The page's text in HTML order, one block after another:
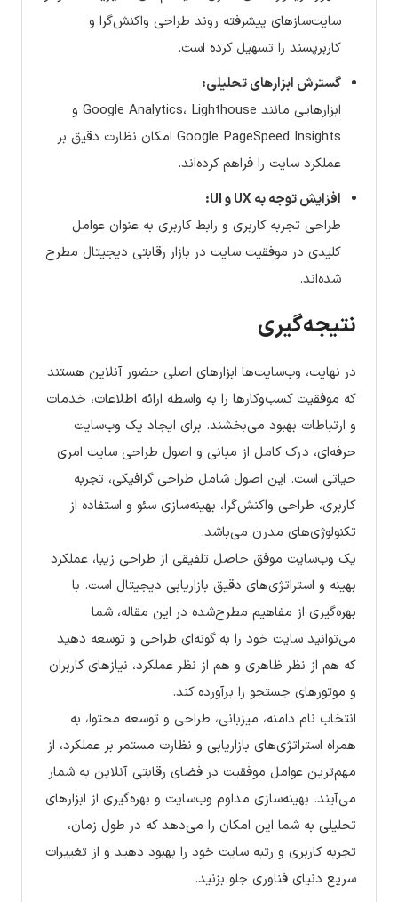
سایت‌سازهای پیشرفته روند طراحی واکنش‌گرا و
کاربرپسند را تسهیل کرده است.
گسترش ابزارهای تحلیلی:
ابزارهایی مانند Google Analytics، Lighthouse و
Google PageSpeed Insights امکان نظارت دقیق بر
عملکرد سایت را فراهم کرده‌اند.
افزایش توجه به UX و UI:
طراحی تجربه کاربری و رابط کاربری به عنوان عوامل
کلیدی در موفقیت سایت در بازار رقابتی دیجیتال مطرح
شده‌اند.
نتیجه‌گیری
در نهایت، وب‌سایت‌ها ابزارهای اصلی حضور آنلاین هستند
که موفقیت کسب‌وکارها را به واسطه ارائه اطلاعات، خدمات
و ارتباطات بهبود می‌بخشند. برای ایجاد یک وب‌سایت
حرفه‌ای، درک کامل از مبانی و اصول طراحی سایت امری
حیاتی است. این اصول شامل طراحی گرافیکی، تجربه
کاربری، طراحی واکنش‌گرا، بهینه‌سازی سئو و استفاده از
تکنولوژی‌های مدرن می‌باشد.
یک وب‌سایت موفق حاصل تلفیقی از طراحی زیبا، عملکرد
بهینه و استراتژی‌های دقیق بازاریابی دیجیتال است. با
بهره‌گیری از مفاهیم مطرح‌شده در این مقاله، شما
می‌توانید سایت خود را به گونه‌ای طراحی و توسعه دهید
که هم از نظر ظاهری و هم از نظر عملکرد، نیازهای کاربران
و موتورهای جستجو را برآورده کند.
انتخاب نام دامنه، میزبانی، طراحی و توسعه محتوا، به
همراه استراتژی‌های بازاریابی و نظارت مستمر بر عملکرد، از
مهم‌ترین عوامل موفقیت در فضای رقابتی آنلاین به شمار
می‌آیند. بهینه‌سازی مداوم وب‌سایت و بهره‌گیری از ابزارهای
تحلیلی به شما این امکان را می‌دهد که در طول زمان،
تجربه کاربری و رتبه سایت خود را بهبود دهید و از تغییرات
سریع دنیای فناوری جلو بزنید.